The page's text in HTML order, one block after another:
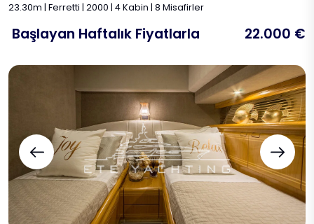
23.30m | Ferretti | 2000 | 4 Kabin | 8 Misafirler
Başlayan Haftalık Fiyatlarla 22.000 €